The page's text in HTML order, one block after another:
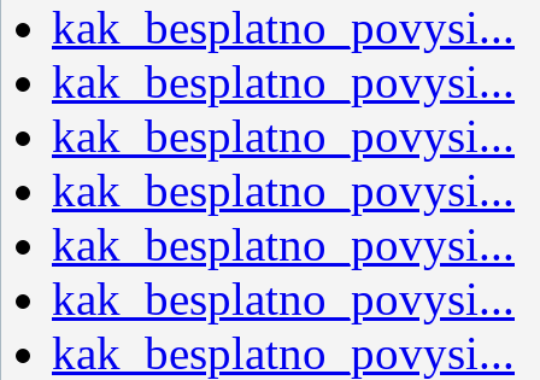
kak_besplatno_povysi...
kak_besplatno_povysi...
kak_besplatno_povysi...
kak_besplatno_povysi...
kak_besplatno_povysi...
kak_besplatno_povysi...
kak_besplatno_povysi...